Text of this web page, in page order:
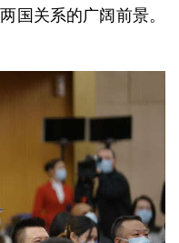
国关系的广阔前景。